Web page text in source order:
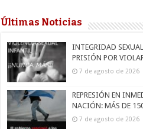
Últimas Noticias
INTEGRIDAD
PRISIÓN POR
7 de agosto de 2026
REPRESIÓN EN
NACIÓN: MÁS DE
7 de agosto de 2026